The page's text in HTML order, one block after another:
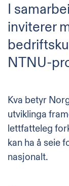
I
inviterer
NTNU-
Kva betyr
utviklinga
lettfatteleg
kan ha å seie
nasjonalt.